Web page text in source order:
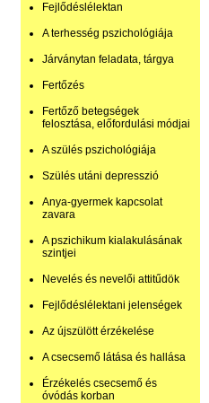
Fejlődéslélektan
A terhesség pszichológiája
Járványtan feladata, tárgya
Fertőzés
Fertőző betegségek
felosztása, előfordulási módjai
A szülés pszichológiája
Szülés utáni depresszió
Anya-gyermek kapcsolat
zavara
A pszichikum kialakulásának
szintjei
Nevelés és nevelői attitűdök
Fejlődéslélektani jelenségek
Az újszülött érzékelése
A csecsemő látása és hallása
Érzékelés csecsemő és
óvódás korban